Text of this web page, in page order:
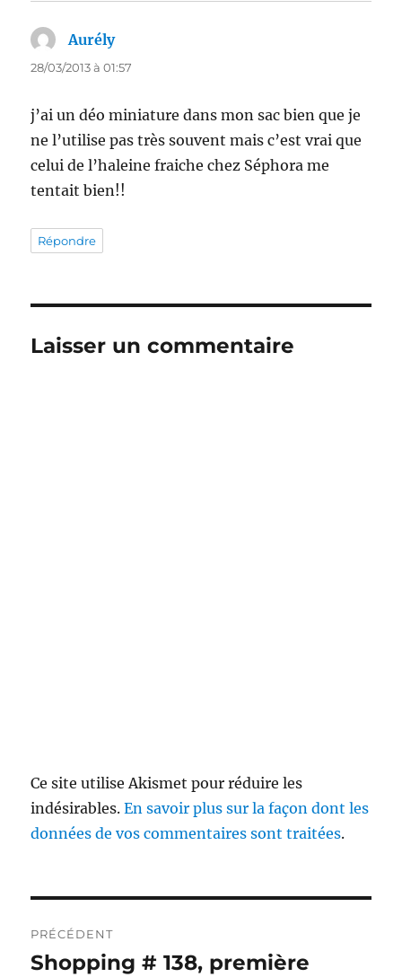
Aurélydit :
28/03/2013 à 01:57
j’ai un déo miniature dans mon sac bien que je
ne l’utilise pas très souvent mais c’est vrai que
celui de l’haleine fraiche chez Séphora me
tentait bien!!
Répondre
Laisser un commentaire
Ce site utilise Akismet pour réduire les
indésirables.En savoir plus sur la façon dont les
données de vos commentaires sont traitées.
de
PRÉCÉDENT
Publication
Shopping # 138, première